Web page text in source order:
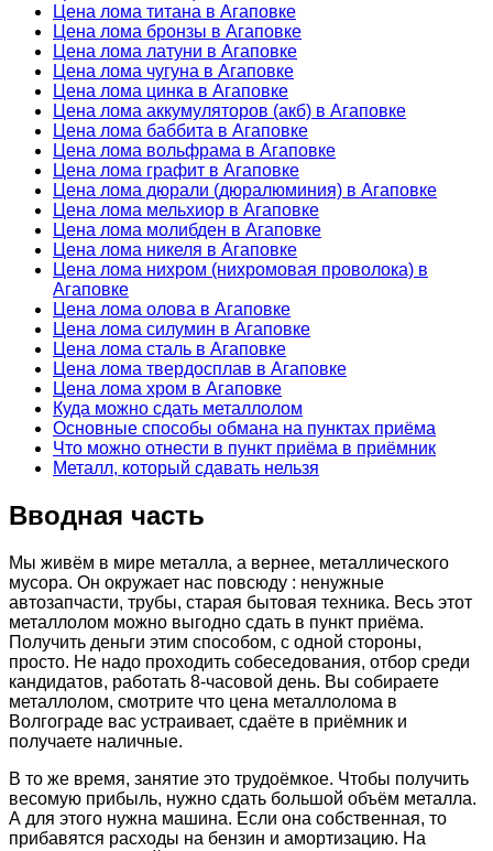
Цена лома титана в Агаповке
Цена лома бронзы в Агаповке
Цена лома латуни в Агаповке
Цена лома чугуна в Агаповке
Цена лома цинка в Агаповке
Цена лома аккумуляторов (акб) в Агаповке
Цена лома баббита в Агаповке
Цена лома вольфрама в Агаповке
Цена лома графит в Агаповке
Цена лома дюрали (дюралюминия) в Агаповке
Цена лома мельхиор в Агаповке
Цена лома молибден в Агаповке
Цена лома никеля в Агаповке
Цена лома нихром (нихромовая проволока) в
Агаповке
Цена лома олова в Агаповке
Цена лома силумин в Агаповке
Цена лома сталь в Агаповке
Цена лома твердосплав в Агаповке
Цена лома хром в Агаповке
Куда можно сдать металлолом
Основные способы обмана на пунктах приёма
Что можно отнести в пункт приёма в приёмник
Металл, который сдавать нельзя
Вводная часть
Мы живём в мире металла, а вернее, металлического
мусора. Он окружает нас повсюду : ненужные
автозапчасти, трубы, старая бытовая техника. Весь этот
металлолом можно выгодно сдать в пункт приёма.
Получить деньги этим способом, с одной стороны,
просто. Не надо проходить собеседования, отбор среди
кандидатов, работать 8-часовой день. Вы собираете
металлолом, смотрите что цена металлолома в
Волгограде вас устраивает, сдаёте в приёмник и
получаете наличные.
В то же время, занятие это трудоёмкое. Чтобы получить
весомую прибыль, нужно сдать большой объём металла.
А для этого нужна машина. Если она собственная, то
прибавятся расходы на бензин и амортизацию. На